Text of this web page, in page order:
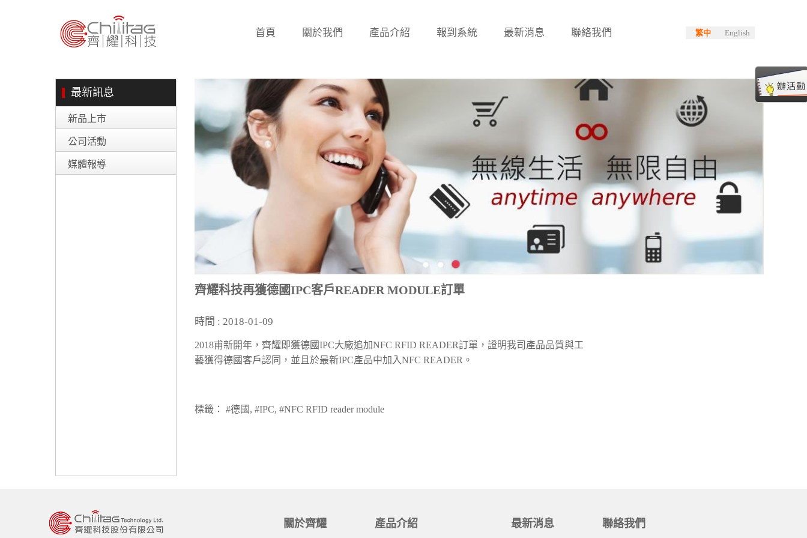
首頁 關於我們 產品介紹 報到系統 最新消息 聯絡我們 繁中 English
最新訊息
新品上市
公司活動
媒體報導
齊耀科技再獲德國IPC客戶READER MODULE訂單
時間 : 2018-01-09
2018甫新開年，齊耀即獲德國IPC大廠追加NFC RFID READER訂單，證明我司產品品質與工
藝獲得德國客戶認同，並且於最新IPC產品中加入NFC READER。
標籤： #德國, #IPC, #NFC RFID reader module
關於齊耀 產品介紹 最新消息 聯絡我們